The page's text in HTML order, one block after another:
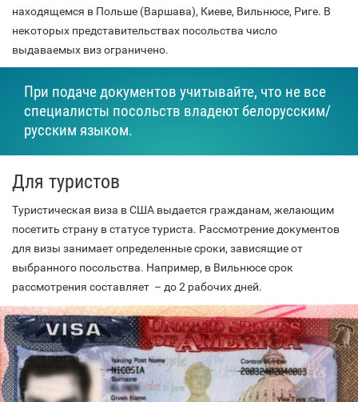
находящемся в Польше (Варшава), Киеве, Вильнюсе, Риге. В
некоторых представительствах посольства число
выдаваемых виз ограничено.
При подаче документов учитывайте, что не все
специалисты посольств владеют белорусским/
русским языком.
Для туристов
Туристическая виза в США выдается гражданам, желающим
посетить страну в статусе туриста. Рассмотрение документов
для визы занимает определенные сроки, зависящие от
выбранного посольства. Например, в Вильнюсе срок
рассмотрения составляет – до 2 рабочих дней.